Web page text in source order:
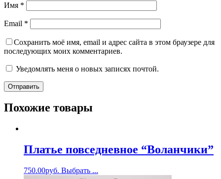
Имя *
Email *
Сохранить моё имя, email и адрес сайта в этом браузере для
последующих моих комментариев.
Уведомлять меня о новых записях почтой.
Похожие товары
Платье повседневное “Воланчики”
750.00руб. Выбрать ...